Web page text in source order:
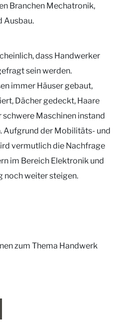
Branchen Mechatronik,
Ausbau.
dass Handwerker
sein werden.
immer Häuser gebaut,
Dächer gedeckt, Haare
Maschinen instand
Aufgrund der Mobilitäts- und
vermutlich die Nachfrage
im Bereich Elektronik und
noch weiter steigen.
zum Thema Handwerk